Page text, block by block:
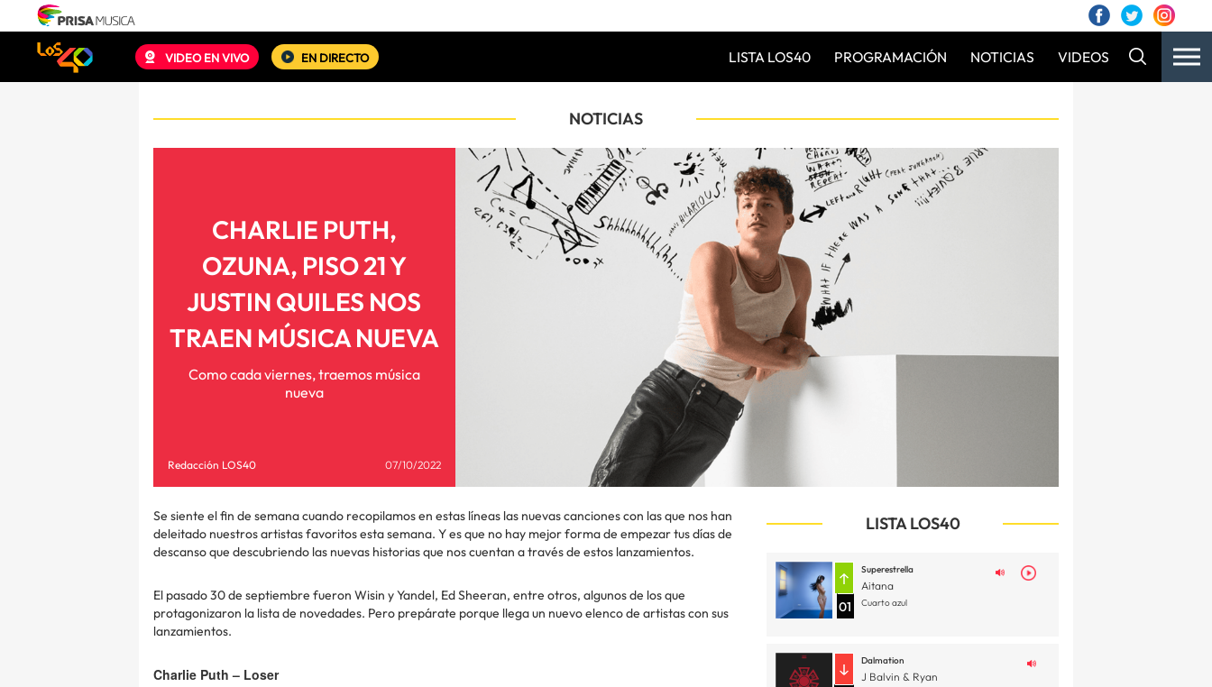
VIDEO EN VIVO EN DIRECTO LISTA LOS40 PROGRAMACIÓN NOTICIAS VIDEOS
NOTICIAS
CHARLIE PUTH,
OZUNA, PISO 21 Y
JUSTIN QUILES NOS
TRAEN MÚSICA NUEVA
Como cada viernes, traemos música
nueva
Redacción LOS40 07/10/2022
Se siente el fin de semana cuando recopilamos en estas líneas las nuevas canciones con las que nos han
deleitado nuestros artistas favoritos esta semana. Y es que no hay mejor forma de empezar tus días de
descanso que descubriendo las nuevas historias que nos cuentan a través de estos lanzamientos.
El pasado 30 de septiembre fueron Wisin y Yandel, Ed Sheeran, entre otros, algunos de los que
protagonizaron la lista de novedades. Pero prepárate porque llega un nuevo elenco de artistas con sus
lanzamientos.
Charlie Puth – Loser
LISTA LOS40
01
Superestrella
Aitana
Cuarto azul
Dalmation
J Balvin & Ryan